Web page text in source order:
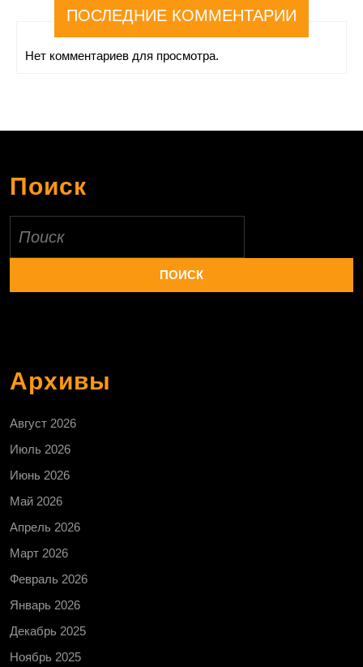
ПОСЛЕДНИЕ КОММЕНТАРИИ
Нет комментариев для просмотра.
Поиск
Архивы
Август 2026
Июль 2026
Июнь 2026
Май 2026
Апрель 2026
Март 2026
Февраль 2026
Январь 2026
Декабрь 2025
Ноябрь 2025